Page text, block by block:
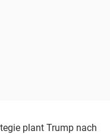
plant Trump nach